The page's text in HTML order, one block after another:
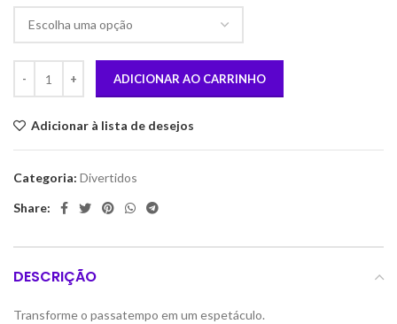
ADICIONAR AO CARRINHO
Adicionar à lista de desejos
Categoria: Divertidos
Share:
DESCRIÇÃO
Transforme o passatempo em um espetáculo.